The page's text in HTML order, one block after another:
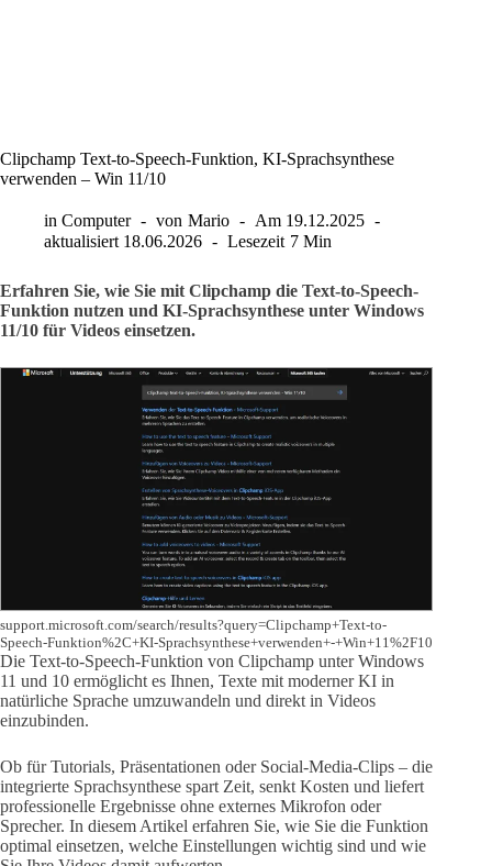
Clipchamp Text-to-Speech-Funktion, KI-Sprachsynthese
verwenden – Win 11/10
in Computer von Mario Am 19.12.2025
aktualisiert 18.06.2026 Lesezeit 7 Min
Erfahren Sie, wie Sie mit Clipchamp die Text-to-Speech-
Funktion nutzen und KI-Sprachsynthese unter Windows
11/10 für Videos einsetzen.
support.microsoft.com/search/results?query=Clipchamp+Text-to-
Speech-Funktion%2C+KI-Sprachsynthese+verwenden+-+Win+11%2F10
Die Text-to-Speech-Funktion von Clipchamp unter Windows
11 und 10 ermöglicht es Ihnen, Texte mit moderner KI in
natürliche Sprache umzuwandeln und direkt in Videos
einzubinden.
Ob für Tutorials, Präsentationen oder Social-Media-Clips – die
integrierte Sprachsynthese spart Zeit, senkt Kosten und liefert
professionelle Ergebnisse ohne externes Mikrofon oder
Sprecher. In diesem Artikel erfahren Sie, wie Sie die Funktion
optimal einsetzen, welche Einstellungen wichtig sind und wie